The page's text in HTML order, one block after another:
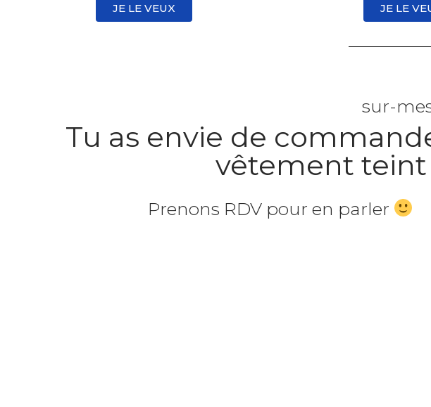
JE LE VEUX JE LE
sur-
Tu as envie de
vêtement teint
Prenons RDV pour en parler